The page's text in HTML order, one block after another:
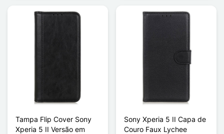
Tampa Flip Cover Sony
Xperia 5 II Versão em
Sony Xperia 5 II Capa de
Couro Faux Lychee